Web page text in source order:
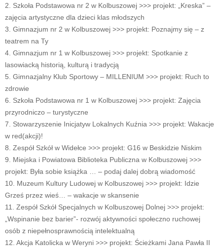
2. Szkoła Podstawowa nr 2 w Kolbuszowej >>> projekt: „Kreska” –
zajęcia artystyczne dla dzieci klas młodszych
3. Gimnazjum nr 2 w Kolbuszowej >>> projekt: Poznajmy się – z
teatrem na Ty
4. Gimnazjum nr 1 w Kolbuszowej >>> projekt: Spotkanie z
lasowiacką historią, kulturą i tradycją
5. Gimnazjalny Klub Sportowy – MILLENIUM >>> projekt: Ruch to
zdrowie
6. Szkoła Podstawowa nr 1 w Kolbuszowej >>> projekt: Zajęcia
przyrodniczo – turystyczne
7. Stowarzyszenie Inicjatyw Lokalnych Kuźnia >>> projekt: Wakacje
w red(akcji)!
8. Zespół Szkół w Widełce >>> projekt: G16 w Beskidzie Niskim
9. Miejska i Powiatowa Biblioteka Publiczna w Kolbuszowej >>>
projekt: Była sobie książka … – podaj dalej dobrą wiadomość
10. Muzeum Kultury Ludowej w Kolbuszowej >>> projekt: Idzie
Grześ przez wieś… – wakacje w skansenie
11. Zespół Szkół Specjalnych w Kolbuszowej Dolnej >>> projekt:
„Wspinanie bez barier”- rozwój aktywności społeczno ruchowej
osób z niepełnosprawnością intelektualną
12. Akcja Katolicka w Weryni >>> projekt: Ścieżkami Jana Pawła II